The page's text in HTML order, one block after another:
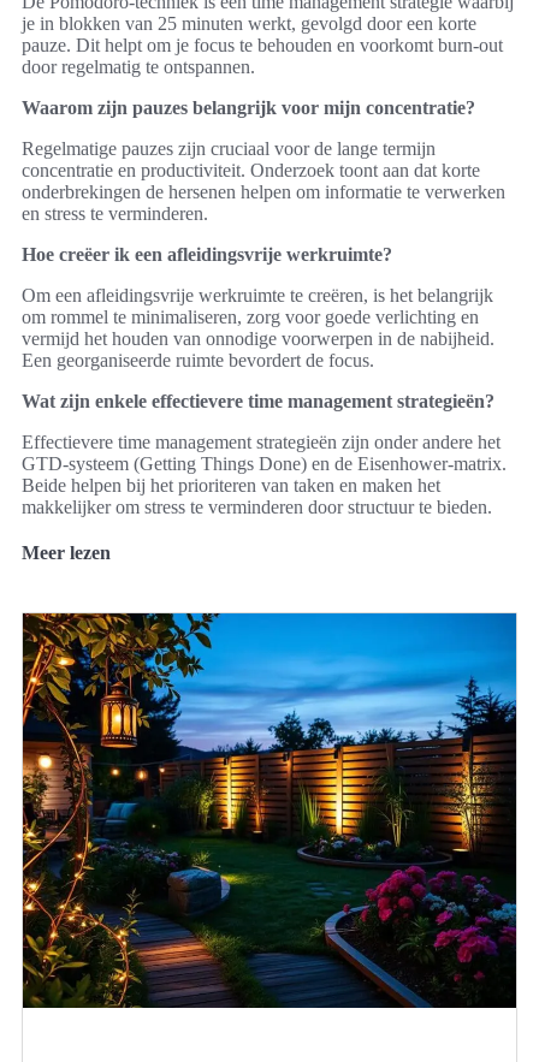
je in blokken van 25 minuten werkt, gevolgd door een korte
pauze. Dit helpt om je focus te behouden en voorkomt burn-out
door regelmatig te ontspannen.
Waarom zijn pauzes belangrijk voor mijn concentratie?
Regelmatige pauzes zijn cruciaal voor de lange termijn
concentratie en productiviteit. Onderzoek toont aan dat korte
onderbrekingen de hersenen helpen om informatie te verwerken
en stress te verminderen.
Hoe creëer ik een afleidingsvrije werkruimte?
Om een afleidingsvrije werkruimte te creëren, is het belangrijk
om rommel te minimaliseren, zorg voor goede verlichting en
vermijd het houden van onnodige voorwerpen in de nabijheid.
Een georganiseerde ruimte bevordert de focus.
Wat zijn enkele effectievere time management strategieën?
Effectievere time management strategieën zijn onder andere het
GTD-systeem (Getting Things Done) en de Eisenhower-matrix.
Beide helpen bij het prioriteren van taken en maken het
makkelijker om stress te verminderen door structuur te bieden.
Meer lezen